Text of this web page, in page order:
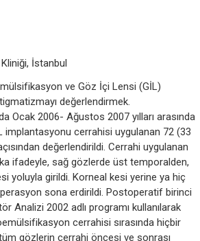
İstanbul
ve Göz İçi Lensi (GİL)
değerlendirmek.
Ocak 2006- Ağustos 2007 yılları arasında
cerrahisi uygulanan 72 (33
değerlendirildi. Cerrahi uygulanan
ifadeyle, sağ gözlerde üst temporalden,
yoluyla girildi. Korneal kesi yerine ya hiç
sona erdirildi. Postoperatif birinci
Analizi 2002 adlı programı kullanılarak
cerrahisi sırasında hiçbir
gözlerin cerrahi öncesi ve sonrası